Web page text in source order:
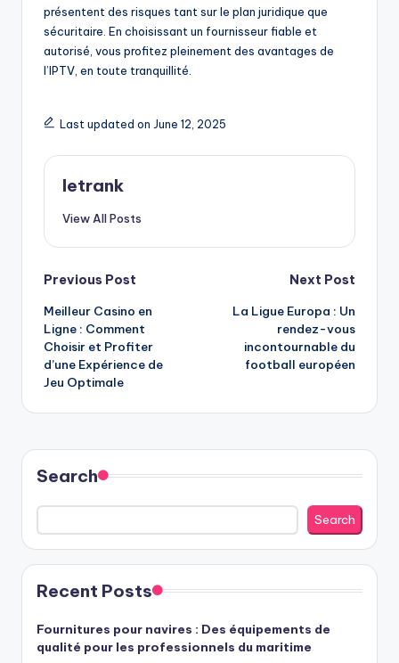
présentent des risques tant sur le plan juridique que
sécuritaire. En choisissant un fournisseur fiable et
autorisé, vous profitez pleinement des avantages de
l’IPTV, en toute tranquillité.
Last updated on June 12, 2025
letrank
View All Posts
Post
navigation
Previous Post
Meilleur Casino en
Ligne : Comment
Choisir et Profiter
d’une Expérience de
Jeu Optimale
Next Post
La Ligue Europa : Un
rendez-vous
incontournable du
football européen
Search
Search
Recent Posts
Fournitures pour navires : Des équipements de
qualité pour les professionnels du maritime